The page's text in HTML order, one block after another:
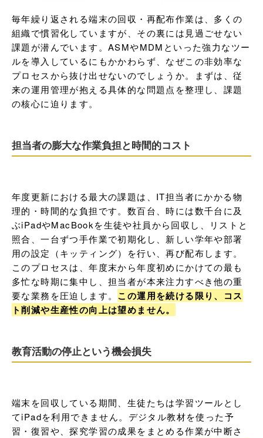
毎年繰り返される端末の回収・再配布作業は、多くの
組織で慣習化していますが、その裏には見過ごせない
課題が潜んでいます。ASMやMDMといった強力なツー
ルを導入しているにもかかわらず、なぜこの非効率な
プロセスから抜け出せないのでしょうか。まずは、従
来の運用管理が抱える具体的な問題点を整理し、課題
の核心に迫ります。
担当者の膨大な作業負担と時間的コスト
年度更新における最大の課題は、IT担当者にかかる物
理的・時間的な負担です。数百台、時には数千台に及
ぶiPadやMacBookを生徒や社員から回収し、リストと
照合、一台ずつ手作業で初期化し、新しい学年や部署
用の設定（キッティング）を行い、再び配布します。
このプロセスは、年度末から年度初めにかけての最も
多忙な時期に集中し、担当者が本来注力すべき他の重
要な業務を圧迫します。 この運用を続ける限り、コス
ト削減や生産性の向上は望めません。
教育活動の停止という機会損失
端末を回収している期間、生徒たちは学習ツールとし
てiPadを利用できません。デジタル教材を使った予
習・復習や、探究学習の成果をまとめる作業が中断さ